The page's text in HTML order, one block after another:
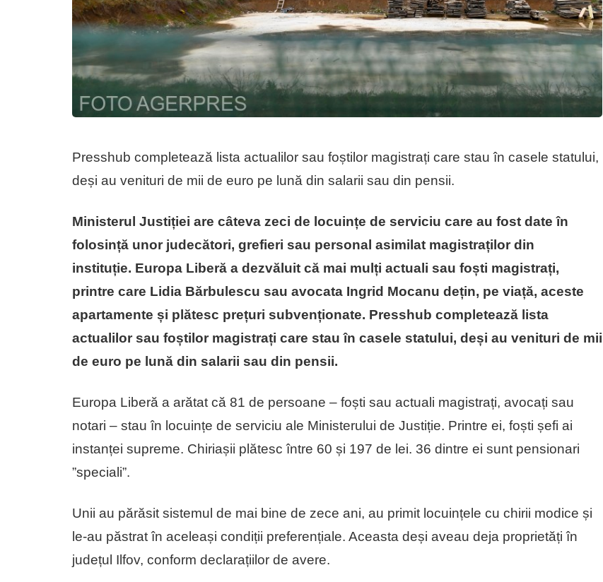
Presshub completează lista actualilor sau foștilor magistrați care stau în casele statului,
deși au venituri de mii de euro pe lună din salarii sau din pensii.
Ministerul Justiției are câteva zeci de locuințe de serviciu care au fost date în
folosință unor judecători, grefieri sau personal asimilat magistraților din
instituție. Europa Liberă a dezvăluit că mai mulți actuali sau foști magistrați,
printre care Lidia Bărbulescu sau avocata Ingrid Mocanu dețin, pe viață, aceste
apartamente și plătesc prețuri subvenționate. Presshub completează lista
actualilor sau foștilor magistrați care stau în casele statului, deși au venituri de mii
de euro pe lună din salarii sau din pensii.
Europa Liberă a arătat că 81 de persoane – foști sau actuali magistrați, avocați sau
notari – stau în locuințe de serviciu ale Ministerului de Justiție. Printre ei, foști șefi ai
instanței supreme. Chiriașii plătesc între 60 și 197 de lei. 36 dintre ei sunt pensionari
”speciali”.
Unii au părăsit sistemul de mai bine de zece ani, au primit locuințele cu chirii modice și
le-au păstrat în aceleași condiții preferențiale. Aceasta deși aveau deja proprietăți în
județul Ilfov, conform declarațiilor de avere.